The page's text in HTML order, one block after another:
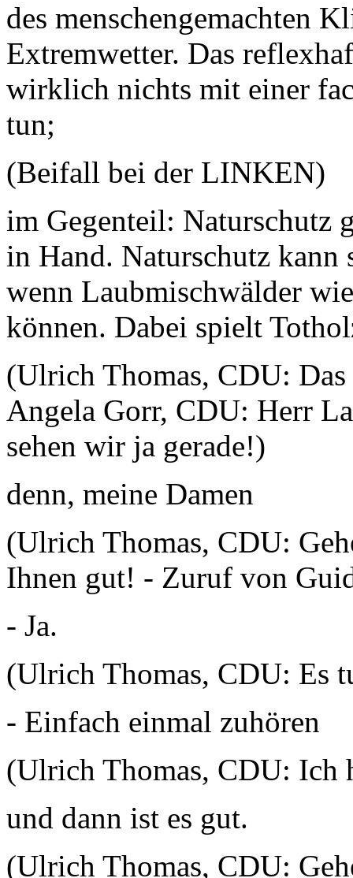
des menschengemachten
Extremwetter. Das
wirklich nichts mit einer
tun;
(Beifall bei der LINKEN)
im Gegenteil: Naturschutz
in Hand. Naturschutz kann
wenn Laubmischwälder
können. Dabei spielt
(Ulrich Thomas, CDU:
Angela Gorr, CDU: Herr
sehen wir ja gerade!)
denn, meine Damen
(Ulrich Thomas, CDU:
Ihnen gut! - Zuruf von
- Ja.
(Ulrich Thomas, CDU: Es
- Einfach einmal zuhören
(Ulrich Thomas, CDU: Ich
und dann ist es gut.
(Ulrich Thomas, CDU: